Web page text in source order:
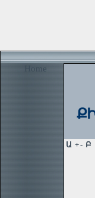
Home